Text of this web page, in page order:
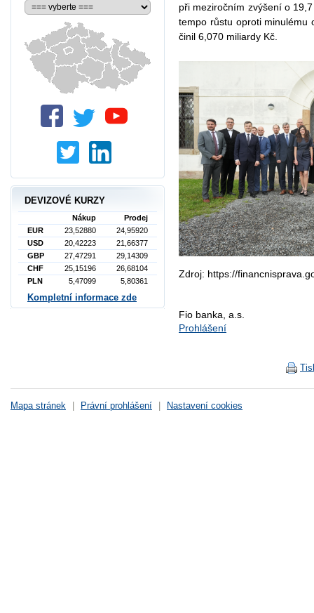
při meziročním zvýšení o
tempo růstu oproti minulému
činil 6,070 miliardy Kč.
Zdroj: https://
Fio banka, a.s.
Prohlášení
DEVIZOVÉ KURZY
Nákup
Prodej
EUR
23,52880
24,95920
USD
20,42223
21,66377
GBP
27,47291
29,14309
CHF
25,15196
26,68104
PLN
5,47099 5,80361
Kompletní informace zde
Mapa stránek Právní prohlášení Nastavení cookies